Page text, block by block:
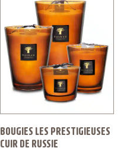
BOUGIES LES PRESTIGIEUSES
CUIR DE RUSSIE